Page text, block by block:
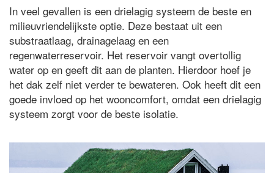
In veel gevallen is een drielagig systeem de beste en
milieuvriendelijkste optie. Deze bestaat uit een
substraatlaag, drainagelaag en een
regenwaterreservoir. Het reservoir vangt overtollig
water op en geeft dit aan de planten. Hierdoor hoef je
het dak zelf niet verder te bewateren. Ook heeft dit een
goede invloed op het wooncomfort, omdat een drielagig
systeem zorgt voor de beste isolatie.